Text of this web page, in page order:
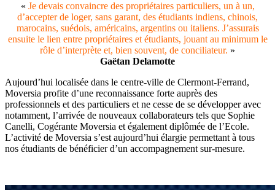
« Je devais convaincre des propriétaires particuliers, un à un,
d’accepter de loger, sans garant, des étudiants indiens, chinois,
marocains, suédois, américains, argentins ou italiens. J’assurais
ensuite le lien entre propriétaires et étudiants, jouant au minimum le
rôle d’interprète et, bien souvent, de conciliateur. »
Gaëtan Delamotte
Aujourd’hui localisée dans le centre-ville de Clermont-Ferrand,
Moversia profite d’une reconnaissance forte auprès des
professionnels et des particuliers et ne cesse de se développer avec
notamment, l’arrivée de nouveaux collaborateurs tels que Sophie
Canelli, Cogérante Moversia et également diplômée de l’Ecole.
L’activité de Moversia s’est aujourd’hui élargie permettant à tous
nos étudiants de bénéficier d’un accompagnement sur-mesure.